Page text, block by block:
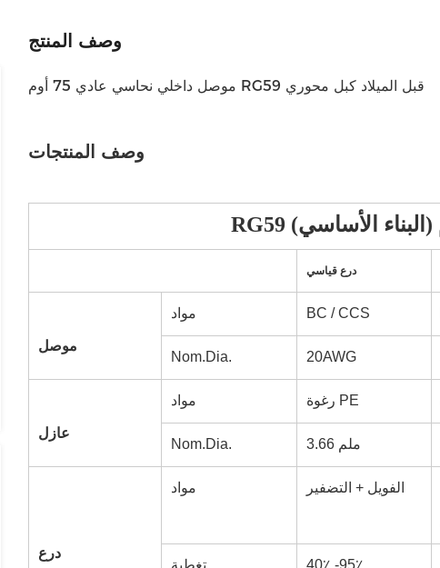
وصف المنتج
موصل داخلي نحاسي عادي 75 أوم RG59 قبل الميلاد كبل محوري
وصف المنتجات
درع قياسي
موصل
مواد BC / CCS
Nom.Dia. 20AWG
عازل
مواد رغوة PE
Nom.Dia. 3.66 ملم
درع
مواد الفويل + التضفير
تغطية 40٪ -95٪